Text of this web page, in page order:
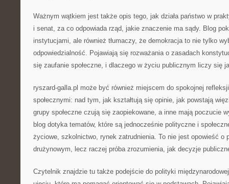
Ważnym wątkiem jest także opis tego, jak działa państwo w
i senat, za co odpowiada rząd, jakie znaczenie ma sądy. Blog
instytucjami, ale również tłumaczy, że demokracja to nie tylko
odpowiedzialność. Pojawiają się rozważania o zasadach
się zaufanie społeczne, i dlaczego w życiu publicznym liczy się
ryszard-galla.pl może być również miejscem do spokojnej
społecznymi: nad tym, jak kształtują się opinie, jak powstają
grupy społeczne czują się zaopiekowane, a inne mają poczucie
blog dotyka tematów, które są jednocześnie polityczne i
życiowe, szkolnictwo, rynek zatrudnienia. To nie jest opowieść o
drużynowym, lecz raczej próba zrozumienia, jak decyzje
Czytelnik znajdzie tu także podejście do polityki